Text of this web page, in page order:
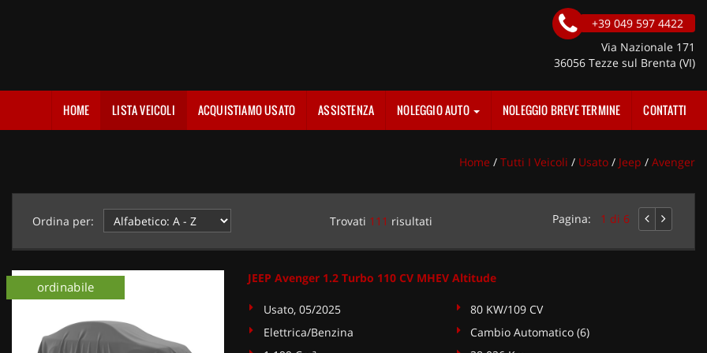
+39 049 597 4422
Via Nazionale 171
36056 Tezze sul Brenta (VI)
HOME LISTA VEICOLI ACQUISTIAMO USATO ASSISTENZA NOLEGGIO AUTO NOLEGGIO BREVE TERMINE CONTATTI
Home / Tutti I Veicoli / Usato / Jeep / Avenger
Ordina per: Trovati 111 risultati Pagina: 1 di 6
ordinabile
JEEP Avenger 1.2 Turbo 110 CV MHEV Altitude
Usato, 05/2025
80 KW/109 CV
Elettrica/Benzina
Cambio Automatico (6)